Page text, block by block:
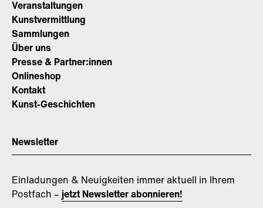
Veranstaltungen
Kunstvermittlung
Sammlungen
Über uns
Presse & Partner:innen
Onlineshop
Kontakt
Kunst-Geschichten
Newsletter
Einladungen & Neuigkeiten immer aktuell in Ihrem
Postfach – jetzt Newsletter abonnieren!